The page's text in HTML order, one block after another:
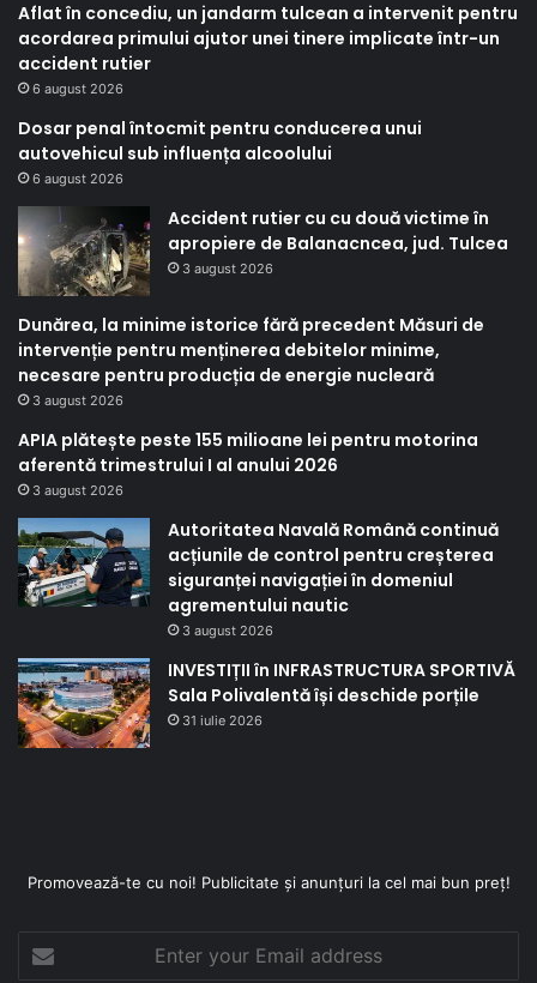
Aflat în concediu, un jandarm tulcean a intervenit pentru
acordarea primului ajutor unei tinere implicate într-un
accident rutier
6 august 2026
Dosar penal întocmit pentru conducerea unui
autovehicul sub influența alcoolului
6 august 2026
Accident rutier cu cu două victime în
apropiere de Balanacncea, jud. Tulcea
3 august 2026
Dunărea, la minime istorice fără precedent Măsuri de
intervenție pentru menținerea debitelor minime,
necesare pentru producția de energie nucleară
3 august 2026
APIA plătește peste 155 milioane lei pentru motorina
aferentă trimestrului I al anului 2026
3 august 2026
Autoritatea Navală Română continuă
acțiunile de control pentru creșterea
siguranței navigației în domeniul
agrementului nautic
3 august 2026
INVESTIȚII în INFRASTRUCTURA SPORTIVĂ
Sala Polivalentă își deschide porțile
31 iulie 2026
Promovează-te cu noi! Publicitate și anunțuri la cel mai bun preț!
your